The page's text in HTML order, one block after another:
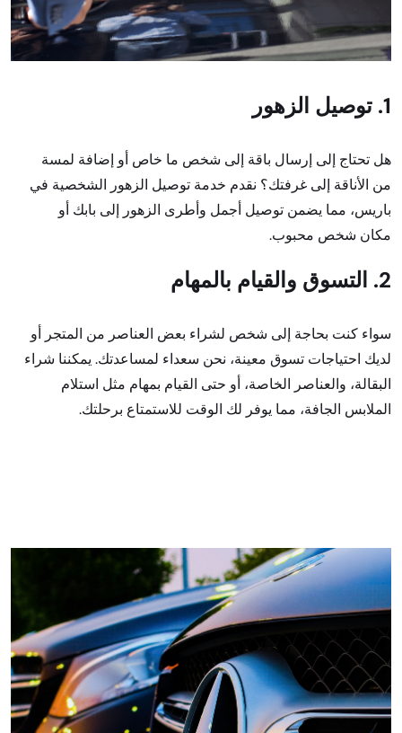
1. توصيل الزهور
هل تحتاج إلى إرسال باقة إلى شخص ما خاص أو إضافة لمسة
من الأناقة إلى غرفتك؟ نقدم خدمة توصيل الزهور الشخصية في
باريس، مما يضمن توصيل أجمل وأطرى الزهور إلى بابك أو
مكان شخص محبوب.
2. التسوق والقيام بالمهام
سواء كنت بحاجة إلى شخص لشراء بعض العناصر من المتجر أو
لديك احتياجات تسوق معينة، نحن سعداء لمساعدتك. يمكننا شراء
البقالة، والعناصر الخاصة، أو حتى القيام بمهام مثل استلام
الملابس الجافة، مما يوفر لك الوقت للاستمتاع برحلتك.